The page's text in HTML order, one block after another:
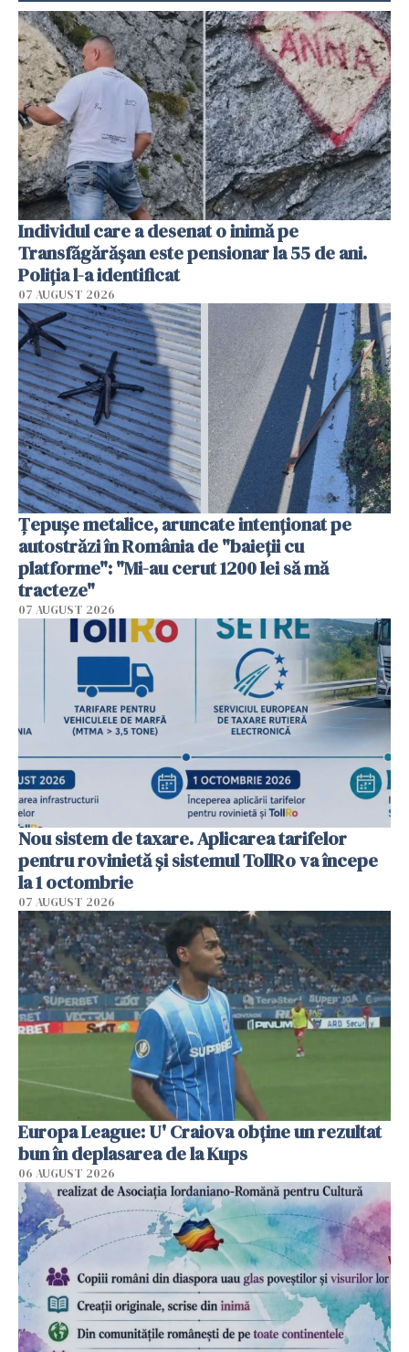
Individul care a desenat o inimă pe
Transfăgărășan este pensionar la 55 de ani.
Poliția l-a identificat
07 AUGUST 2026
Țepușe metalice, aruncate intenționat pe
autostrăzi în România de "baieții cu
platforme": "Mi-au cerut 1200 lei să mă
tracteze"
07 AUGUST 2026
Nou sistem de taxare. Aplicarea tarifelor
pentru rovinietă şi sistemul TollRo va începe
la 1 octombrie
07 AUGUST 2026
Europa League: U' Craiova obține un rezultat
bun în deplasarea de la Kups
06 AUGUST 2026